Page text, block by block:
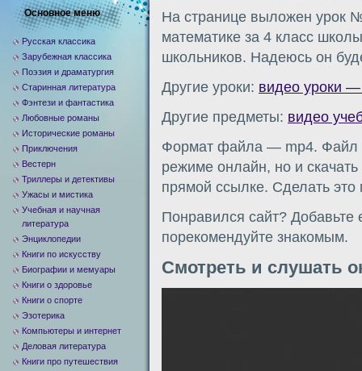
На странице выложен урок
математике за 4 класс
школьников. Надеюсь он
Другие уроки: видео уроки —
Другие предметы: видео
Формат файла — mp4. Файл
режиме онлайн, но и
прямой ссылке. Сделать
Понравился сайт? Добавьте
порекомендуйте знакомым.
Смотреть и слушать
Основное меню
Русская классика
Зарубежная классика
Поэзия и драматургия
Старинная литература
Фэнтези и фантастика
Любовные романы
Исторические романы
Приключения
Вестерн
Триллеры и детективы
Ужасы и мистика
Учебная и научная
литература
Энциклопедии
Книги по искусству
Биографии и мемуары
Книги о здоровье
Книги о спорте
Эзотерика
Компьютеры и интернет
Деловая литература
Книги про путешествия